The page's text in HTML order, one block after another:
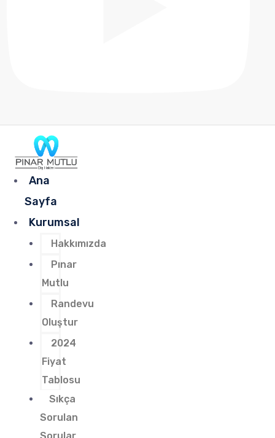
Ana
Sayfa
Kurumsal
Hakkımızda
Pınar
Mutlu
Randevu
Oluştur
2024
Fiyat
Tablosu
Sıkça
Sorulan